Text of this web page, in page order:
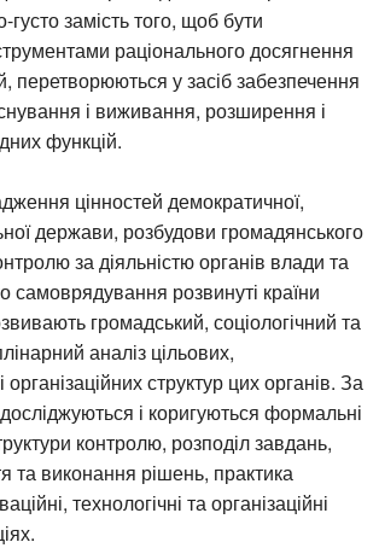
замість того, щоб бути
раціонального досягнення
перетворюються у засіб забезпечення
і виживання, розширення і
функцій.
цінностей демократичної,
держави, розбудови громадянського
за діяльністю органів влади та
самоврядування розвинуті країни
громадський, соціологічний та
аналіз цільових,
структур цих органів. За
і коригуються формальні
контролю, розподіл завдань,
та виконання рішень, практика
технологічні та організаційні